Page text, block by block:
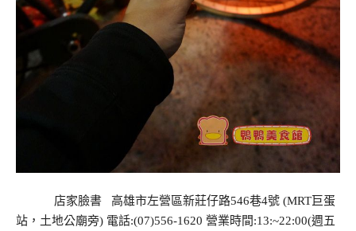
店家臉書 高雄市左營區新莊仔路546巷4號 (MRT巨蛋
站，土地公廟旁) 電話:(07)556-1620 營業時間:13:~22:00(週五